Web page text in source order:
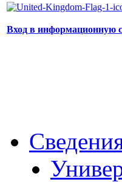
Вход в информационную